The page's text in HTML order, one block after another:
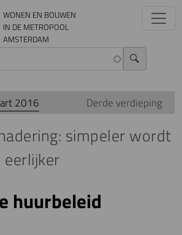
gaan
WONEN EN BOUWEN
IN DE METROPOOL
AMSTERDAM
2016 Derde verdieping
simpeler wordt
huurbeleid